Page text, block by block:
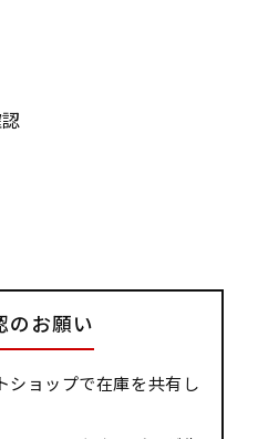
のお願い
ショップで在庫を共有し